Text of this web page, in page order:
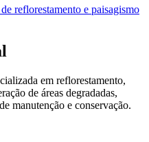
em reflorestamento,
de áreas degradadas,
manutenção e conservação.